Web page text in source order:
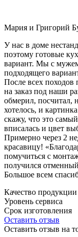
Мария и Григорий
У нас в доме
поэтому готовые
вариант. Мы с
подходящего
После всех
на заказ под наши
обмерил, посчитал,
хотелось, и
скажу, что это
вписалась и цвет
Примерно через 2
красавицу!
помучиться с
получился
Большое всем
Качество продукции
Уровень сервиса
Срок изготовления
Оставить отзыв
Оставить отзыв на